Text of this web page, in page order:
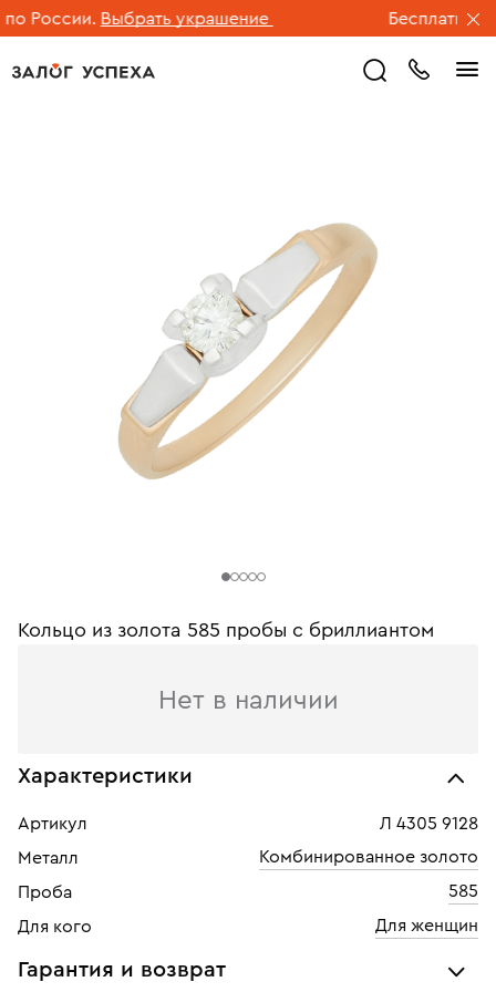
России. Выбрать украшение Бесплатная
Кольцо из золота 585 пробы c бриллиантом
Нет в наличии
Характеристики
Артикул
Л 4305 9128
Металл
Комбинированное золото
Проба
585
Для кого
Для женщин
Гарантия и возврат